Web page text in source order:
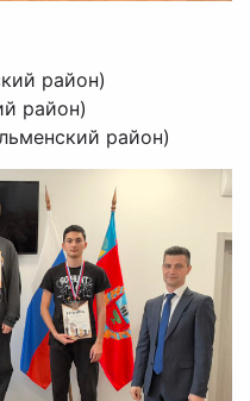
район)
район)
район)